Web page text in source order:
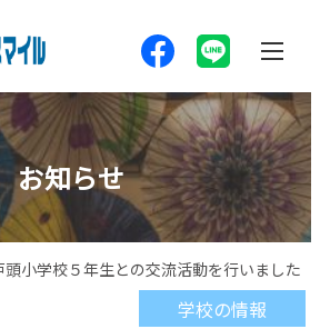
お知らせ
頭小学校５年生との交流活動を行いました
学校の情報